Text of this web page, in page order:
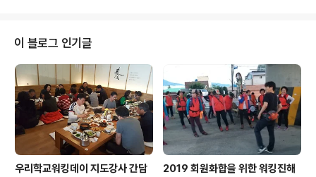
이 블로그 인기글
우리학교워킹데이 지도강사 간담
2019 회원화합을 위한 워킹진해